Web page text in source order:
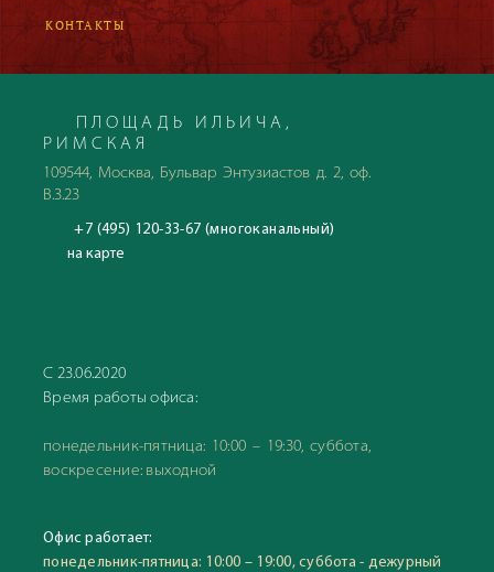
КОНТАКТЫ
ПЛОЩАДЬ ИЛЬИЧА,
РИМСКАЯ
109544, Москва, Бульвар Энтузиастов д. 2, оф.
В.3.23
+7 (495) 120-33-67 (многоканальный)
на карте
С 23.06.2020
Время работы офиса:
понедельник-пятница: 10:00 – 19:30, суббота,
воскресение: выходной
Офис работает:
понедельник-пятница: 10:00 – 19:00, суббота - дежурный